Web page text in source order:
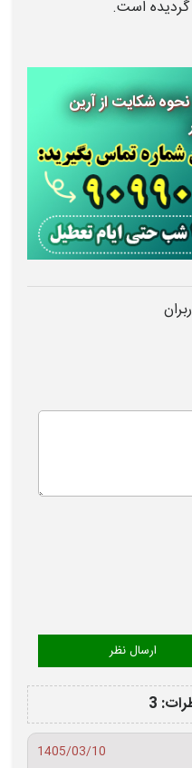
گردیده است.
شکایت از آرین
3
1405/03/10